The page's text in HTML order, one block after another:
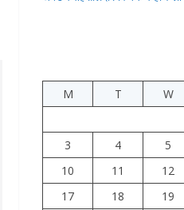
M
T W
3
4 5
10
11 12
17
18 19